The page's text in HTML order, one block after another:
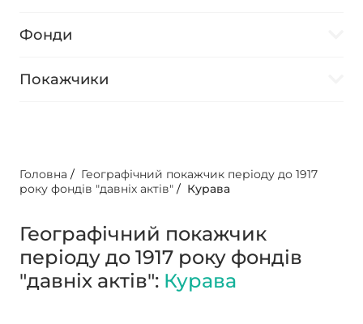
Фонди
Покажчики
Головна / Географічний покажчик періоду до 1917
року фондів "давніх актів" / Курава
Географічний покажчик
періоду до 1917 року фондів
"давніх актів": Курава